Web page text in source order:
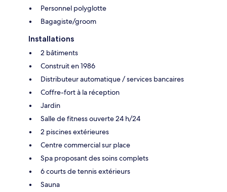
Personnel polyglotte
Bagagiste/groom
Installations
2 bâtiments
Construit en 1986
Distributeur automatique / services bancaires
Coffre-fort à la réception
Jardin
Salle de fitness ouverte 24 h/24
2 piscines extérieures
Centre commercial sur place
Spa proposant des soins complets
6 courts de tennis extérieurs
Sauna